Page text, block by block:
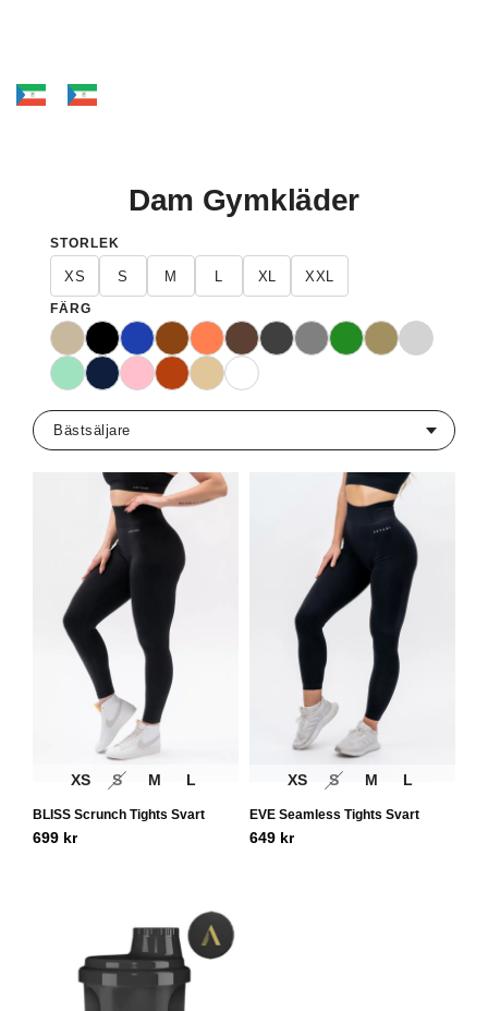
Dam Gymkläder
STORLEK
XS S M L XL XXL
FÄRG
BeigeSvartBlå BruntKorallMörkbrun
Mörkgrå
Grå GrönKhakiLjusgrå
Mint MarinblåRosaRostSandVit
XS S M L
BLISS Scrunch Tights Svart
699 kr
XS S M L
EVE Seamless Tights Svart
649 kr